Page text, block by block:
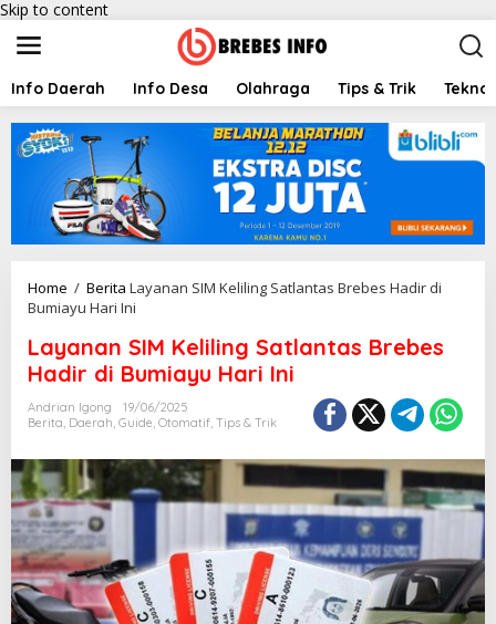
Skip to content
Info Daerah Info Desa Olahraga Tips & Trik
Home / Berita Layanan SIM Keliling Satlantas Brebes Hadir di
Bumiayu Hari Ini
Layanan SIM Keliling Satlantas Brebes
Hadir di Bumiayu Hari Ini
Andrian Igong
19/06/2025
Berita, Daerah, Guide, Otomatif, Tips & Trik